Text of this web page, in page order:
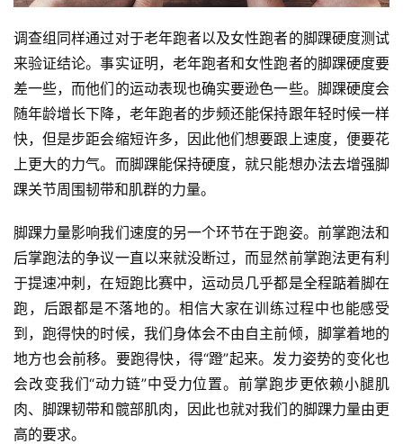
调查组同样通过对于老年跑者以及女性跑者的脚踝硬度测试
来验证结论。事实证明，老年跑者和女性跑者的脚踝硬度要
差一些，而他们的运动表现也确实要逊色一些。脚踝硬度会
随年龄增长下降，老年跑者的步频还能保持跟年轻时候一样
快，但是步距会缩短许多，因此他们想要跟上速度，便要花
上更大的力气。而脚踝能保持硬度，就只能想办法去增强脚
踝关节周围韧带和肌群的力量。
脚踝力量影响我们速度的另一个环节在于跑姿。前掌跑法和
后掌跑法的争议一直以来就没断过，而显然前掌跑法更有利
于提速冲刺，在短跑比赛中，运动员几乎都是全程踮着脚在
跑，后跟都是不落地的。相信大家在训练过程中也能感受
到，跑得快的时候，我们身体会不由自主前倾，脚掌着地的
地方也会前移。要跑得快，得“蹬”起来。发力姿势的变化也
会改变我们“动力链”中受力位置。前掌跑步更依赖小腿肌
肉、脚踝韧带和髋部肌肉，因此也就对我们的脚踝力量由更
高的要求。